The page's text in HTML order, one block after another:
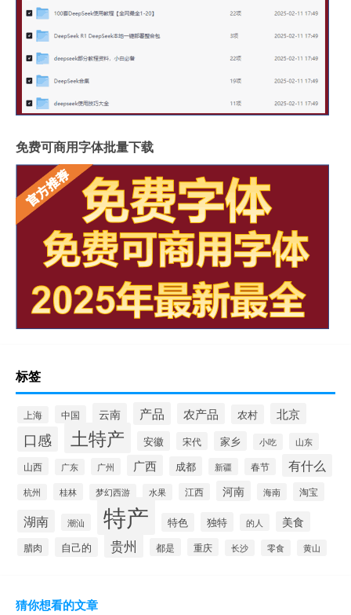
免费可商用字体批量下载
标签
上海 中国 云南 产品 农产品 农村 北京
口感 土特产 安徽 宋代 家乡 小吃 山东
山西 广东 广州 广西 成都 新疆 春节 有什么
杭州 桂林 梦幻西游 水果 江西 河南 海南 淘宝
湖南 潮汕 特产 特色 独特 的人 美食
腊肉 自己的 贵州 都是 重庆 长沙 零食 黄山
猜你想看的文章